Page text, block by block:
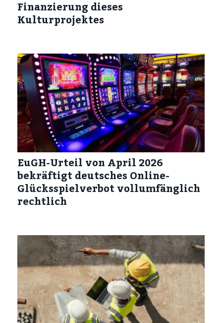
Finanzierung dieses
Kulturprojektes
EuGH-Urteil von April 2026
bekräftigt deutsches Online-
Glücksspielverbot vollumfänglich
rechtlich